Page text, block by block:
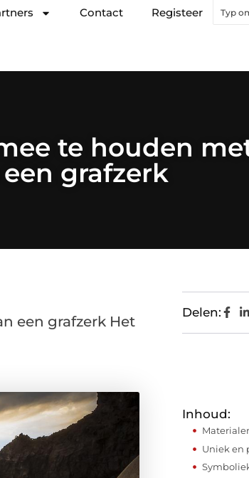
Contact Registeer
te houden
grafzerk
een grafzerk Het
Delen:
Inhoud:
Uniek en